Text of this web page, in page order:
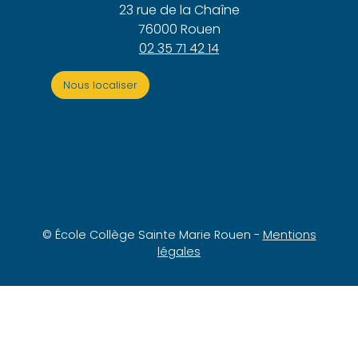
23 rue de la Chaîne
76000 Rouen
02 35 71 42 14
Nous localiser
© École Collège Sainte Marie Rouen - Mentions
légales